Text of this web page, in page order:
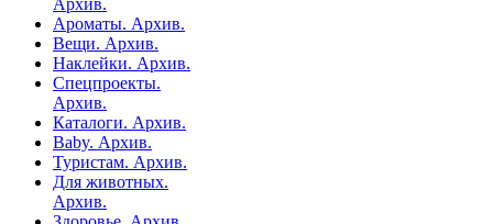
Ароматы. Архив.
Вещи. Архив.
Наклейки. Архив.
Спецпроекты.
Архив.
Каталоги. Архив.
Baby. Архив.
Туристам. Архив.
Для животных.
Архив.